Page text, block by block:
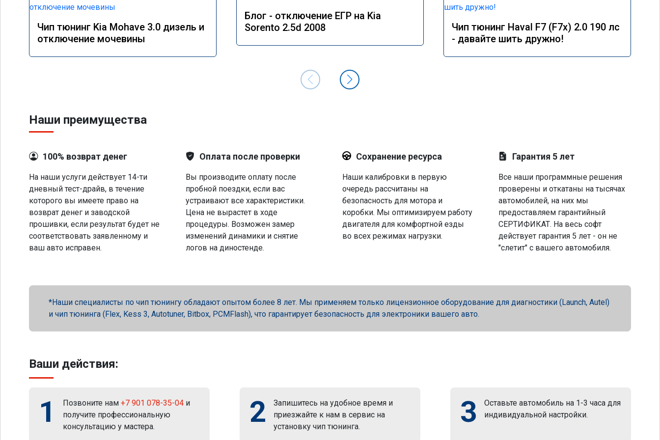
Чип тюнинг Kia Mohave 3.0 дизель и
отключение мочевины
Блог - отключение ЕГР на Kia
Sorento 2.5d 2008
Чип тюнинг Haval F7 (F7x) 2.0 190 лс
- давайте шить дружно!
Наши преимущества
100% возврат денег
На наши услуги действует 14-ти
дневный тест-драйв, в течение
которого вы имеете право на
возврат денег и заводской
прошивки, если результат будет не
соответствовать заявленному и
ваш авто исправен.
Оплата после проверки
Вы производите оплату после
пробной поездки, если вас
устраивают все характеристики.
Цена не вырастет в ходе
процедуры. Возможен замер
изменений динамики и снятие
логов на диностенде.
Сохранение ресурса
Наши калибровки в первую
очередь рассчитаны на
безопасность для мотора и
коробки. Мы оптимизируем работу
двигателя для комфортной езды
во всех режимах нагрузки.
Гарантия 5 лет
Все наши программные решения
проверены и откатаны на тысячах
автомобилей, на них мы
предоставляем гарантийный
СЕРТИФИКАТ. На весь софт
действует гарантия 5 лет - он не
"слетит" с вашего автомобиля.
Наши специалисты по чип тюнингу обладают опытом более 8 лет. Мы применяем только лицензионное оборудование для диагностики (Launch, Autel)
и чип тюнинга (Flex, Kess 3, Autotuner, Bitbox, PCMFlash), что гарантирует безопасность для электроники вашего авто.
Ваши действия:
1 Позвоните нам +7 901 078-35-04 и
получите профессиональную
консультацию у мастера.
2
Запишитесь на удобное время и
приезжайте к нам в сервис на
установку чип тюнинга.
3
Оставьте автомобиль на 1-3 часа для
индивидуальной настройки.